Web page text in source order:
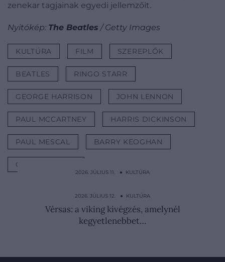
zenekar tagjainak egyedi jellemzőit.
Nyitókép: The Beatles / Getty Images
KULTÚRA FILM SZEREPLŐK
BEATLES RINGO STARR
GEORGE HARRISON JOHN LENNON
PAUL MCCARTNEY HARRIS DICKINSON
PAUL MESCAL BARRY KEOGHAN
CHARLIE ROWE
2026. JÚLIUS 11. ● KULTÚRA
hercegné” botrányos…
2026. JÚLIUS 12. ● KULTÚRA
Vérsas: a viking kivégzés, amelynél
kegyetlenebbet…